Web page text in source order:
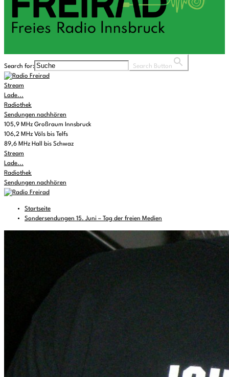
Search for: Search Button
Stream
Lade...
Radiothek
Sendungen nachhören
105,9 MHz Großraum Innsbruck
106,2 MHz Völs bis Telfs
89,6 MHz Hall bis Schwaz
Stream
Lade...
Radiothek
Sendungen nachhören
Startseite
Sondersendungen 15. Juni – Tag der freien Medien